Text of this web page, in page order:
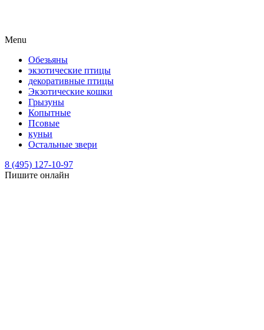
Menu
Обезьяны
экзотические птицы
декоративные птицы
Экзотические кошки
Грызуны
Копытные
Псовые
куньи
Остальные звери
8 (495) 127-10-97
Пишите онлайн